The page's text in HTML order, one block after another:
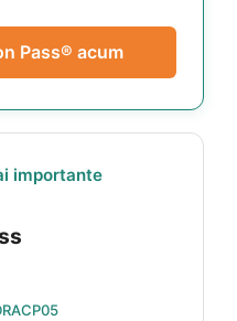
Pass® acum
importante